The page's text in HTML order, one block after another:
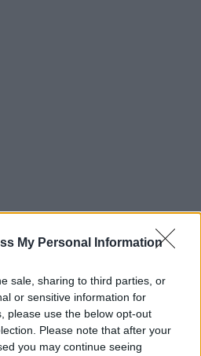
My Personal Information
sale, sharing to third parties, or
or sensitive information for
please use the below opt-out
Please note that after your
you may continue seeing